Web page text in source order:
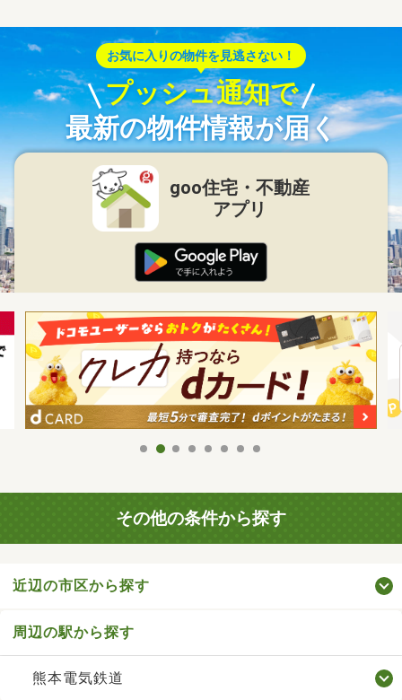
お気に入りの物件を見逃さない！
プッシュ通知で
最新の物件情報が届く
goo住宅・不動産
アプリ
その他の条件から探す
近辺の市区から探す
周辺の駅から探す
熊本電気鉄道